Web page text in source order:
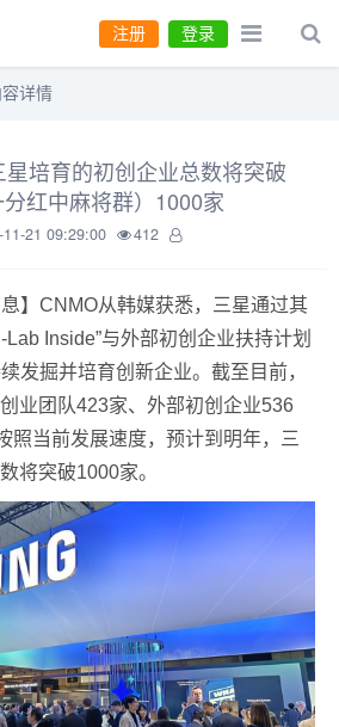
登录
注册
容详情
培育的初创企业总数将突破
分红中麻将群）1000家
11-21 09:29:00 412
息】CNMO从韩媒获悉，三星通过其
Inside”与外部初创企业扶持计划
发掘并培育创新企业。截至目前，
业团队423家、外部初创企业536
照当前发展速度，预计到明年，三
将突破1000家。